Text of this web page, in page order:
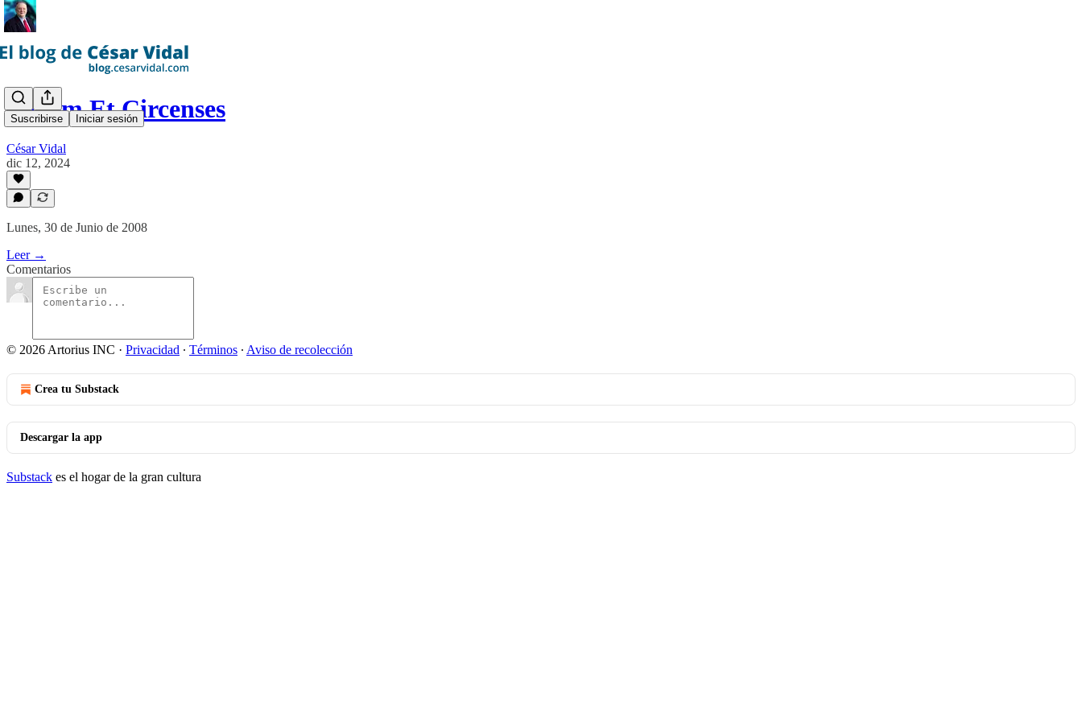
Suscribirse Iniciar sesión
Panem Et Circenses
César Vidal
dic 12, 2024
Lunes, 30 de Junio de 2008
Leer →
Comentarios
© 2026 Artorius INC · Privacidad ∙ Términos ∙ Aviso de recolección
Crea tu Substack
Descargar la app
Substack es el hogar de la gran cultura